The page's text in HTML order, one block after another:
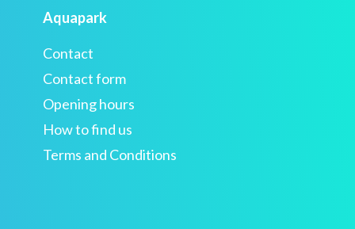
Aquapark
Contact
Contact form
Opening hours
How to find us
Terms and Conditions